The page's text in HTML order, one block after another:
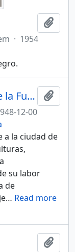
· 1954
"Honenaje al IV Centenario de la Fundación de La Paz"
12-00
a la ciudad de
su labor
de
… Read more